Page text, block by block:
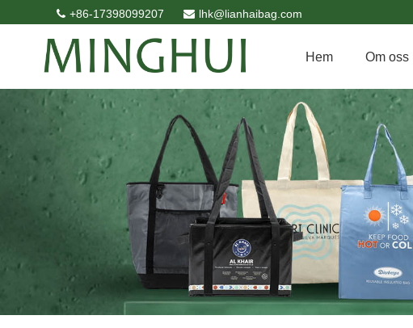
+86-17398099207 lhk@lianhaibag.com
Hem Om oss